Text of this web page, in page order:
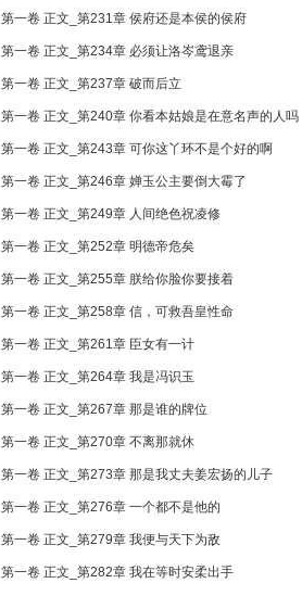
第一卷 正文_第231章 侯府还是本侯的侯府
第一卷 正文_第234章 必须让洛岑鸢退亲
第一卷 正文_第237章 破而后立
第一卷 正文_第240章 你看本姑娘是在意名声的人吗
第一卷 正文_第243章 可你这丫环不是个好的啊
第一卷 正文_第246章 婵玉公主要倒大霉了
第一卷 正文_第249章 人间绝色祝凌修
第一卷 正文_第252章 明德帝危矣
第一卷 正文_第255章 朕给你脸你要接着
第一卷 正文_第258章 信，可救吾皇性命
第一卷 正文_第261章 臣女有一计
第一卷 正文_第264章 我是冯识玉
第一卷 正文_第267章 那是谁的牌位
第一卷 正文_第270章 不离那就休
第一卷 正文_第273章 那是我丈夫姜宏扬的儿子
第一卷 正文_第276章 一个都不是他的
第一卷 正文_第279章 我便与天下为敌
第一卷 正文_第282章 我在等时安柔出手